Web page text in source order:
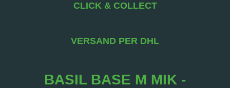
CLICK & COLLECT
VERSAND PER DHL
BASIL BASE M MIK -